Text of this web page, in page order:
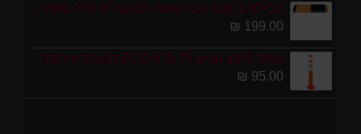
חבילת 1 מטר פסי האטה 10 קמ''ש כולל סופיות מפלסטיק
199.00 ₪
עמוד סימון גמיש 75 ס''מ ECO תוצרת אירופה
95.00 ₪